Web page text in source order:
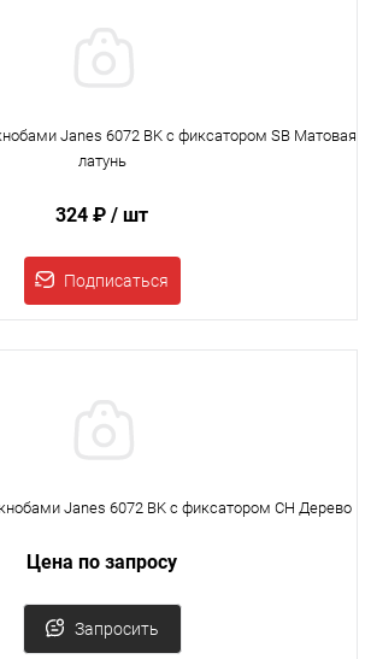
Janes 6072 BK с фиксатором SB Матовая
латунь
324 ₽ / шт
Подписаться
Janes 6072 BK с фиксатором CH Дерево
Цена по запросу
Запросить